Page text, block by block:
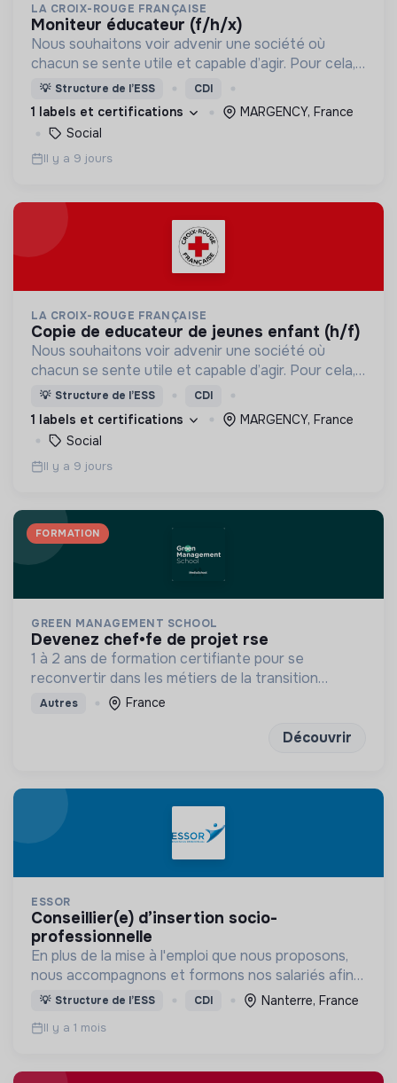
LA CROIX-ROUGE FRANÇAISE
moniteur éducateur (f/h/x)
Nous souhaitons voir advenir une société où
chacun se sente utile et capable d’agir. Pour cela,
nous proposons des moyens et des lieux
d’engagement innovants et adaptés à tous.
💡 Structure de l’ESS CDI
1 labels et certifications
MARGENCY, France
Social
Il y a 9 jours
LA CROIX-ROUGE FRANÇAISE
copie de educateur de jeunes enfant (h/f)
Nous souhaitons voir advenir une société où
chacun se sente utile et capable d’agir. Pour cela,
nous proposons des moyens et des lieux
d’engagement innovants et adaptés à tous.
💡 Structure de l’ESS CDI
1 labels et certifications
MARGENCY, France
Social
Il y a 9 jours
FORMATION
GREEN MANAGEMENT SCHOOL
devenez chef•fe de projet rse
1 à 2 ans de formation certifiante pour se
reconvertir dans les métiers de la transition
écologique et solidaire
Autres France
Découvrir
ESSOR
conseillier(e) d’insertion socio-
professionnelle
En plus de la mise à l'emploi que nous proposons,
nous accompagnons et formons nos salariés afin
de les aider à trouver un emploi durable en dehors
💡 Structure de l’ESS CDI Nanterre, France
Il y a 1 mois